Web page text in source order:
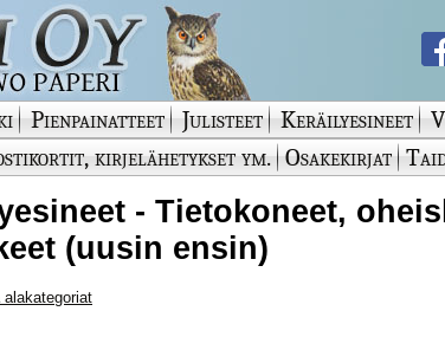
Pienpainatteet Julisteet Keräilyesineet
kirjelähetykset ym. Osakekirjat
- Tietokoneet,
(uusin ensin)
alakategoriat